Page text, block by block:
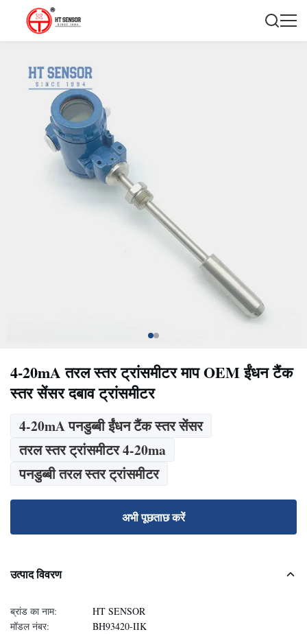
4-20mA तरल स्तर ट्रांसमीटर माप OEM ईंधन टैंक
स्तर सेंसर दबाव ट्रांसमीटर
4-20mA पनडुब्बी ईंधन टैंक स्तर सेंसर
तरल स्तर ट्रांसमीटर 4-20ma
पनडुब्बी तरल स्तर ट्रांसमीटर
अभी पूछताछ करें
उत्पाद विवरण
ब्रांड का नाम:
HT SENSOR
मॉडल नंबर:
BH93420-IIK